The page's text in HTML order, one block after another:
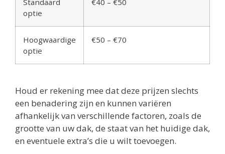
optie
Hoogwaardige
optie
€50 – €70
Houd er rekening mee dat deze prijzen slechts
een benadering zijn en kunnen variëren
afhankelijk van verschillende factoren, zoals de
grootte van uw dak, de staat van het huidige dak,
en eventuele extra’s die u wilt toevoegen.